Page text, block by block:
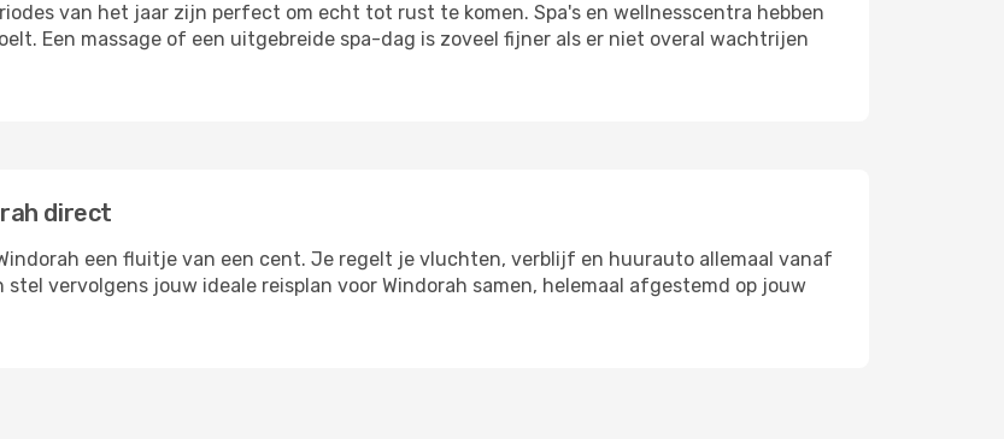
van het jaar zijn perfect om echt tot rust te komen. Spa's en wellnesscentra hebben
Een massage of een uitgebreide spa-dag is zoveel fijner als er niet overal wachtrijen
direct
een fluitje van een cent. Je regelt je vluchten, verblijf en huurauto allemaal vanaf
vervolgens jouw ideale reisplan voor Windorah samen, helemaal afgestemd op jouw